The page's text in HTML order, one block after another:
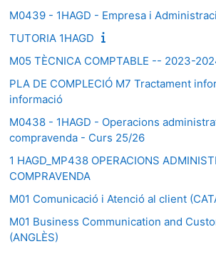
M0439 - 1HAGD - Empresa i
TUTORIA 1HAGD
M05 TÈCNICA COMPTABLE -- 2023-
PLA DE COMPLECIÓ M7 Tractament
informació
M0438 - 1HAGD - Operacions
compravenda - Curs 25/26
1 HAGD_MP438 OPERACIONS
COMPRAVENDA
M01 Comunicació i Atenció al client
M01 Business Communication and
(ANGLÈS)